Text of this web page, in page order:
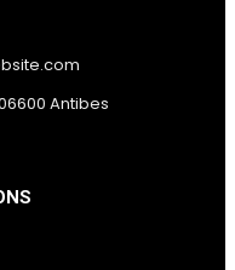
Antibes